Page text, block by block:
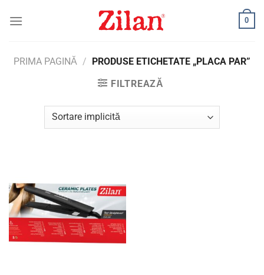
0
PRIMA PAGINĂ / PRODUSE ETICHETATE „PLACA PAR”
FILTREAZĂ